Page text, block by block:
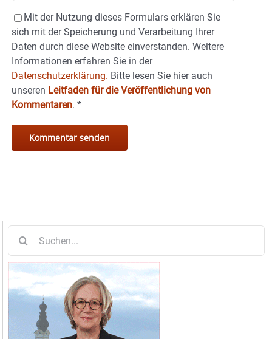
Mit der Nutzung dieses Formulars erklären Sie
sich mit der Speicherung und Verarbeitung Ihrer
Daten durch diese Website einverstanden. Weitere
Informationen erfahren Sie in der
Datenschutzerklärung. Bitte lesen Sie hier auch
unseren Leitfaden für die Veröffentlichung von
Kommentaren. *
nach: